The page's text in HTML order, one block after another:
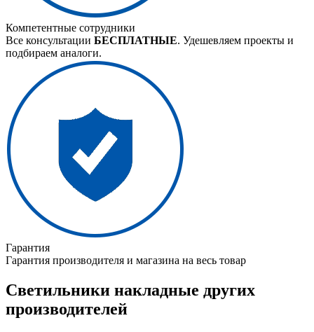
Компетентные сотрудники
Все консультации БЕСПЛАТНЫЕ. Удешевляем проекты и
подбираем аналоги.
Гарантия
Гарантия производителя и магазина на весь товар
Светильники накладные других
производителей